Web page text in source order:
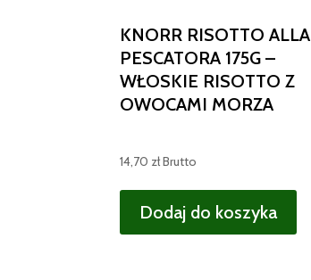
KNORR RISOTTO ALLA
PESCATORA 175G –
WŁOSKIE RISOTTO Z
OWOCAMI MORZA
14,70 złBrutto
Dodaj do koszyka